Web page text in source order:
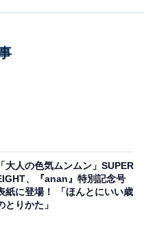
「大人の色気ムンムン」SUPER
、『anan』特別記念号
紙に登場！ 「ほんとにいい歳
とりかた」